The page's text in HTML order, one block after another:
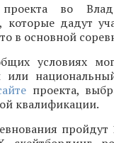
во
которые дадут
в основной
условиях
или
проекта,
квалификации.
пройдут